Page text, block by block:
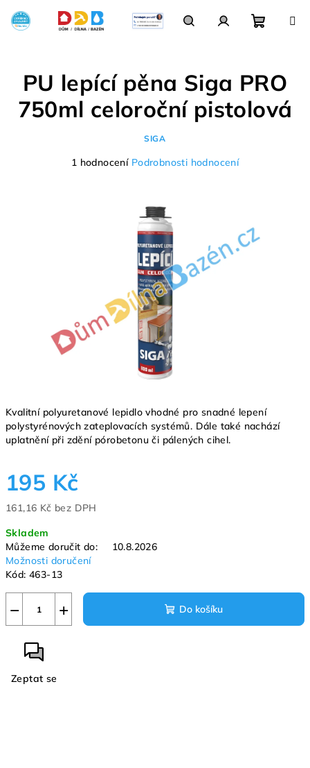
obsah
košík
Kvalitní polyuretanové lepidlo vhodné pro snadné lepení
polystyrénových zateplovacích systémů. Dále také nachází
uplatnění při zdění pórobetonu či pálených cihel.
195 Kč
161,16 Kč bez DPH
cena:
Skladem
Můžeme doručit do:
10.8.2026
Možnosti doručení
Kód: 463-13
+
− Do košíku
Zeptat se
PU lepící pěna Siga PRO
750ml celoroční pistolová
SIGA
Průměrné
1 hodnocení Podrobnosti hodnocení